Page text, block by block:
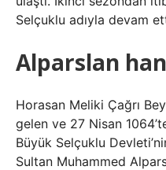
Selçuklu adıyla devam
Alparslan
Horasan Meliki Çağrı
gelen ve 27 Nisan
Büyük Selçuklu
Sultan Muhammed